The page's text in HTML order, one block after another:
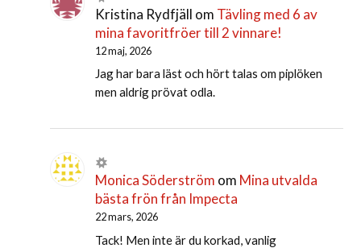
Kristina Rydfjäll om Tävling med 6 av
mina favoritfröer till 2 vinnare!
12 maj, 2026
Jag har bara läst och hört talas om piplöken
men aldrig prövat odla.
Monica Söderström om Mina utvalda
bästa frön från Impecta
22 mars, 2026
Tack! Men inte är du korkad, vanlig